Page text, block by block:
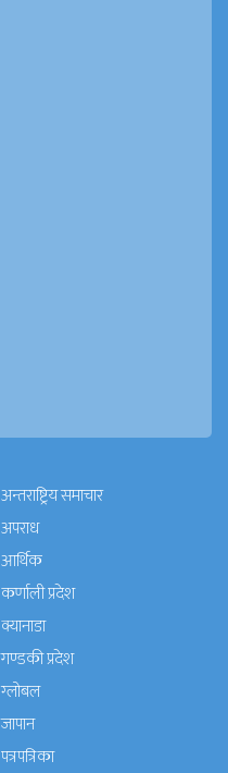
अन्तराष्ट्रिय समाचार
अपराध
आर्थिक
कर्णाली प्रदेश
क्यानाडा
गण्डकी प्रदेश
ग्लोबल
जापान
पत्रपत्रिका